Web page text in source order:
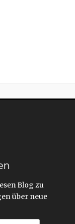
Blog zu
über neue